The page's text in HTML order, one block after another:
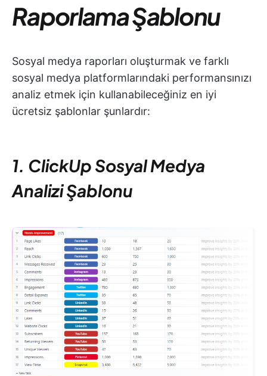
Raporlama Şablonu
Sosyal medya raporları oluşturmak ve farklı
sosyal medya platformlarındaki performansınızı
analiz etmek için kullanabileceğiniz en iyi
ücretsiz şablonlar şunlardır:
1. ClickUp Sosyal Medya
Analizi Şablonu